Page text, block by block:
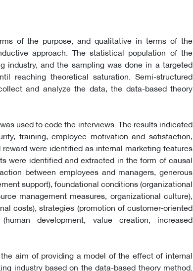
of the purpose, and qualitative in terms of the
approach. The statistical population of the
industry, and the sampling was done in a targeted
reaching theoretical saturation. Semi-structured
and analyze the data, the data-based theory
used to code the interviews. The results indicated
training, employee motivation and satisfaction,
were identified as internal marketing features
were identified and extracted in the form of causal
between employees and managers, generous
support), foundational conditions (organizational
management measures, organizational culture),
costs), strategies (promotion of customer-oriented
development, value creation, increased
aim of providing a model of the effect of internal
industry based on the data-based theory method.